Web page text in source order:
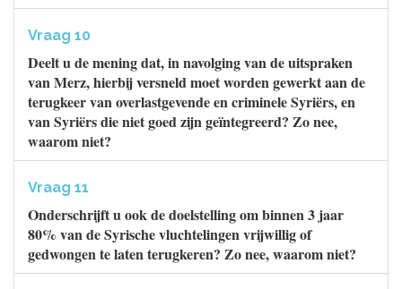
Vraag 10
Deelt u de mening dat, in navolging van de uitspraken
van Merz, hierbij versneld moet worden gewerkt aan de
terugkeer van overlastgevende en criminele Syriërs, en
van Syriërs die niet goed zijn geïntegreerd? Zo nee,
waarom niet?
Vraag 11
Onderschrijft u ook de doelstelling om binnen 3 jaar
80% van de Syrische vluchtelingen vrijwillig of
gedwongen te laten terugkeren? Zo nee, waarom niet?